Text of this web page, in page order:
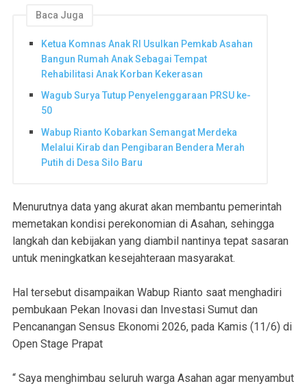
Baca Juga
Ketua Komnas Anak RI Usulkan Pemkab Asahan
Bangun Rumah Anak Sebagai Tempat
Rehabilitasi Anak Korban Kekerasan
Wagub Surya Tutup Penyelenggaraan PRSU ke-
50
Wabup Rianto Kobarkan Semangat Merdeka
Melalui Kirab dan Pengibaran Bendera Merah
Putih di Desa Silo Baru
Menurutnya data yang akurat akan membantu pemerintah
memetakan kondisi perekonomian di Asahan, sehingga
langkah dan kebijakan yang diambil nantinya tepat sasaran
untuk meningkatkan kesejahteraan masyarakat.
Hal tersebut disampaikan Wabup Rianto saat menghadiri
pembukaan Pekan Inovasi dan Investasi Sumut dan
Pencanangan Sensus Ekonomi 2026, pada Kamis (11/6) di
Open Stage Prapat
“ Saya menghimbau seluruh warga Asahan agar menyambut